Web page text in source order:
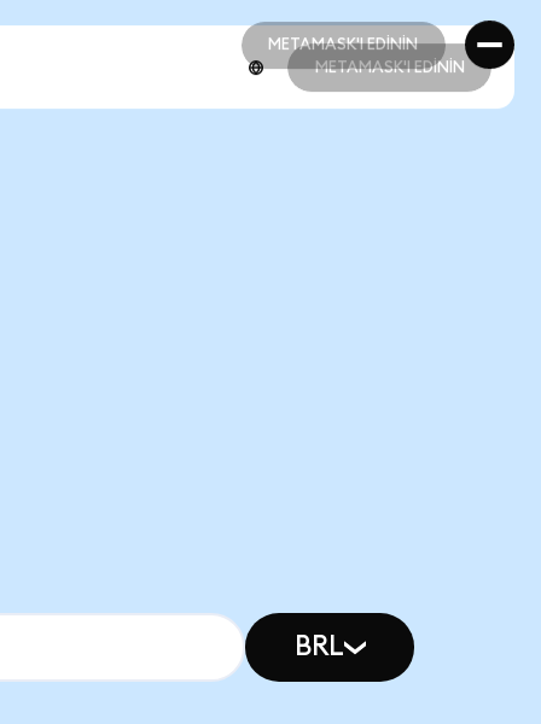
METAMASK'I EDİNİN
METAMASK'I EDİNİN
METAMASK'I EDİNİN
BRL